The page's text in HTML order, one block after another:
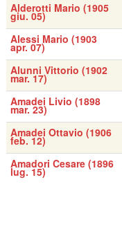
Alderotti Mario (1905
giu. 05)
Alessi Mario (1903
apr. 07)
Alunni Vittorio (1902
mar. 17)
Amadei Livio (1898
mar. 23)
Amadei Ottavio (1906
feb. 12)
Amadori Cesare (1896
lug. 15)